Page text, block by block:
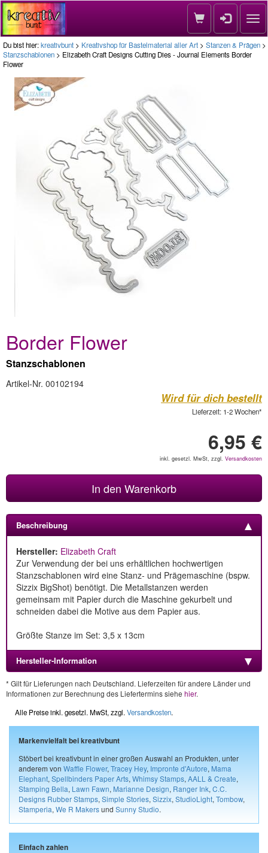
Du bist hier:kreativbunt > Kreativshop für Bastelmaterial aller Art > Stanzen & Prägen >
Stanzschablonen > Elizabeth Craft Designs Cutting Dies - Journal Elements Border
Flower
Border Flower
Stanzschablonen
Artikel-Nr. 00102194
Wird für dich bestellt
Lieferzeit: 1-2 Wochen*
6,95 €
inkl. gesetzl. MwSt, zzgl. Versandkosten
In den Warenkorb
Beschreibung
Hersteller: Elizabeth Craft
Zur Verwendung der bei uns erhältlichen hochwertigen
Stanzschablonen wird eine Stanz- und Prägemaschine (bspw.
Sizzix BigShot) benötigt. Die Metallstanzen werden
gemeinsam mit Papier durch die Maschine gekurbelt und
schneiden dabei die Motive aus dem Papier aus.
Größte Stanze im Set: 3,5 x 13cm
Hersteller-Information
* Gilt für Lieferungen nach Deutschland. Lieferzeiten für andere Länder und
Informationen zur Berechnung des Liefertermins siehe hier.
Alle Preise inkl. gesetzl. MwSt, zzgl. Versandkosten.
Markenvielfalt bei kreativbunt
Stöbert bei kreativbunt in einer großen Auswahl an Produkten, unter
anderem von Waffle Flower, Tracey Hey, Impronte d'Autore, Mama
Elephant, Spellbinders Paper Arts, Whimsy Stamps, AALL & Create,
Stamping Bella, Lawn Fawn, Marianne Design, Ranger Ink, C.C.
Designs Rubber Stamps, Simple Stories, Sizzix, StudioLight, Tombow,
Stamperia, We R Makersund Sunny Studio.
Einfach zahlen